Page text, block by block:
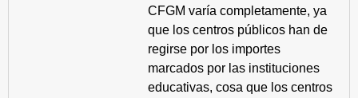
CFGM varía completamente, ya
que los centros públicos han de
regirse por los importes
marcados por las instituciones
educativas, cosa que los centros